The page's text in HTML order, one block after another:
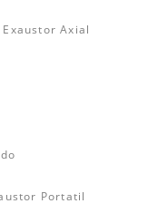
Exaustor Axial
Portatil